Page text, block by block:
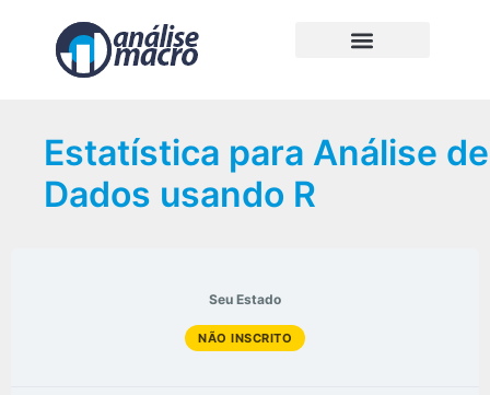
Estatística para Análise de
Dados usando R
Seu Estado
NÃO INSCRITO